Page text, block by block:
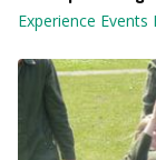
Experience Events